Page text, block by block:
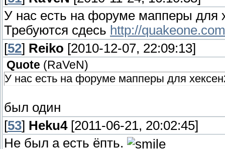
У нас есть на форуме мапперы для
Требуются сдесь http://
[52] Reiko [2010-12-07, 22:09:13]
Quote ( RaVeN )
У нас есть на форуме мапперы для
был один
[53] Heku4[2011-06-21, 20:02:45]
Не был а есть ёпть.